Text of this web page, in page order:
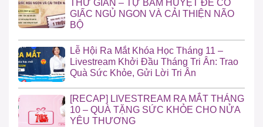
THƯ GIÃN – TỰ BẤM HUYỆT ĐỂ CÓ
GIẤC NGỦ NGON VÀ CẢI THIỆN NÃO
BỘ
Lễ Hội Ra Mắt Khóa Học Tháng 11 –
Livestream Khởi Đầu Tháng Tri Ân: Trao
Quà Sức Khỏe, Gửi Lời Tri Ân
[RECAP] LIVESTREAM RA MẮT THÁNG
10 – QUÀ TẶNG SỨC KHỎE CHO NỬA
YÊU THƯƠNG